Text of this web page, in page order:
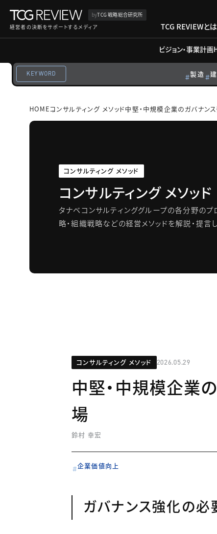
byTCG 戦略総合研究所
経営者の決断をサポートするメディア
TCG REVIEWとは
ビジョン・事業計画
KEYWORD 製造
HOMEコンサルティング メソッド中堅・中規模企業のガバナン
コンサルティング メソッド
コンサルティング メソッド
タナベコンサルティンググループの各分野のプ
略・組織戦略などの経営メソッドを解説・提言し
コンサルティング メソッド 2026.05.29
中堅・中規模企業
場
鈴村 幸宏
企業価値向上
ガバナンス強化の必